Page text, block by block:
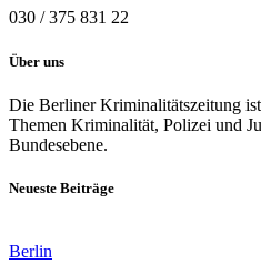
030 / 375 831 22
Über uns
Die Berliner Kriminalitätszeitung
Themen Kriminalität, Polizei und
Bundesebene.
Neueste Beiträge
Berlin